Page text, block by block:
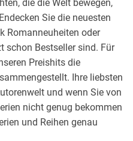
die die Welt bewegen,
Sie die neuesten
Romanneuheiten oder
schon Bestseller sind. Für
Preishits die
Ihre liebsten
und wenn Sie von
nicht genug bekommen
und Reihen genau